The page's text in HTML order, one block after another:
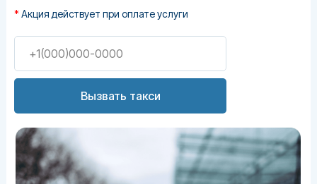
Тарас Григорьевич
Вызвать такси
* Акция действует при оплате услуги